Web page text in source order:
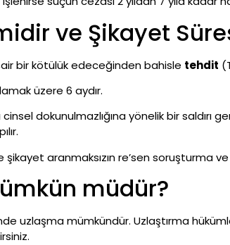
ve Şikayet
bir kötülük edeceğinden bahisle tehdit
üzere 6 aydır.
cinsel dokunulmazlığına yönelik bir
aranmaksızın re’sen soruşturma ve
müdür?
uzlaşma mümkündür. Uzlaştırma